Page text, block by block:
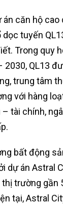
căn hộ
tuyến
Trong quy
2030, QL13
trung tâm
với hàng
tài chính,
bất động
dự án Astral
trường gần
tại, Astral